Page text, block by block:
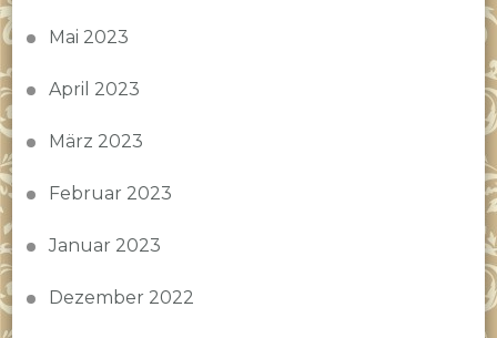
Mai 2023
April 2023
März 2023
Februar 2023
Januar 2023
Dezember 2022